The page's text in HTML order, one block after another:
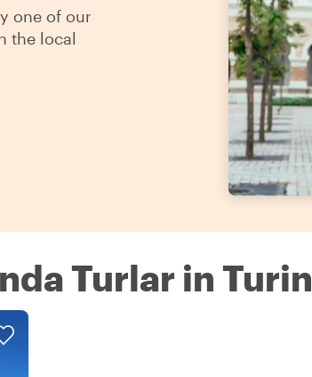
one of our
the local
Turlar in Turin